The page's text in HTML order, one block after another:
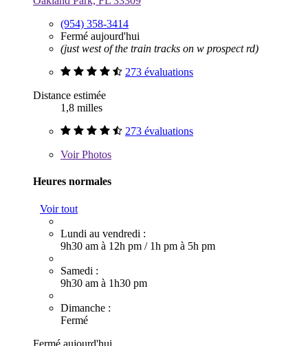
(954) 358-3414
Fermé aujourd'hui
(just west of the train tracks on w prospect rd)
273 évaluations
Distance estimée
1,8 milles
273 évaluations
VoirPhotos
Heures normales
Voir tout
Lundi au vendredi :
9h30 am à 12h pm / 1h pm à 5h pm
Samedi :
9h30 am à 1h30 pm
Dimanche :
Fermé
Fermé aujourd'hui